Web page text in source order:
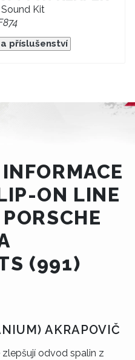
Kit
příslušenství
ON LINE
(991)
AKRAPOVIČ
odvod spalin z